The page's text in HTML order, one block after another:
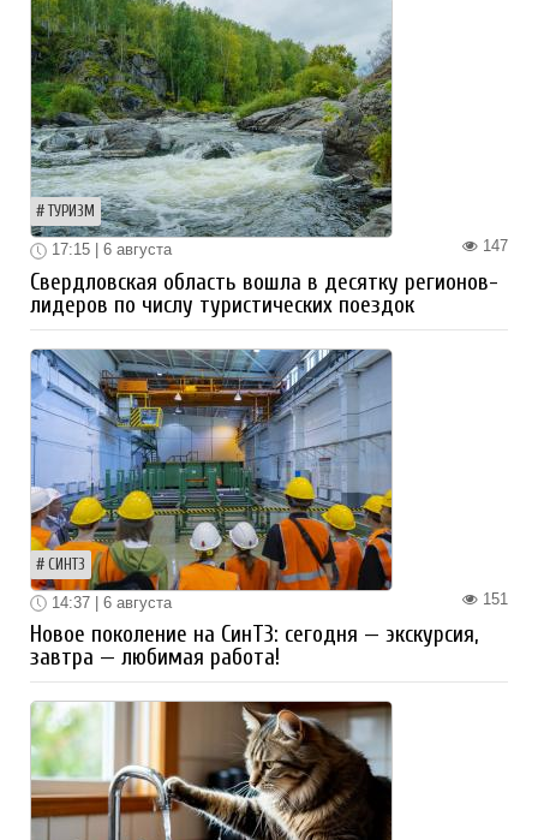
ТУРИЗМ
147
17:15 | 6 августа
Свердловская область вошла в десятку регионов-
лидеров по числу туристических поездок
СИНТЗ
151
14:37 | 6 августа
Новое поколение на СинТЗ: сегодня — экскурсия,
завтра — любимая работа!